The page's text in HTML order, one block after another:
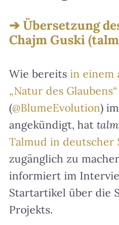
Übersetzung
Chajm Guski
Wie bereits in einem
„Natur des Glaubens“
(@BlumeEvolution)
angekündigt, hat
Talmud in deutscher
zugänglich zu
informiert im
Startartikel über die
Projekts.